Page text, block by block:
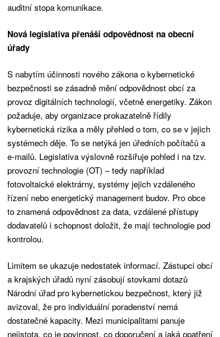
auditní stopa komunikace.
Nová legislativa přenáší odpovědnost na obecní
úřady
S nabytím účinnosti nového zákona o kybernetické
bezpečnosti se zásadně mění odpovědnost obcí za
provoz digitálních technologií, včetně energetiky. Zákon
požaduje, aby organizace prokazatelně řídily
kybernetická rizika a měly přehled o tom, co se v jejich
systémech děje. To se netýká jen úředních počítačů a
e-mailů. Legislativa výslovně rozšiřuje pohled i na tzv.
provozní technologie (OT) – tedy například
fotovoltaické elektrárny, systémy jejich vzdáleného
řízení nebo energetický management budov. Pro obce
to znamená odpovědnost za data, vzdálené přístupy
dodavatelů i schopnost doložit, že mají technologie pod
kontrolou.
Limitem se ukazuje nedostatek informací. Zástupci obcí
a krajských úřadů nyní zásobují stovkami dotazů
Národní úřad pro kybernetickou bezpečnost, který již
avizoval, že pro individuální poradenství nemá
dostatečné kapacity. Mezi municipalitami panuje
nejistota, co je povinnost, co doporučení a jaká opatření